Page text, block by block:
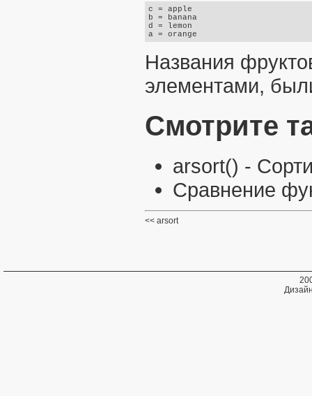
c = apple
b = banana
d = lemon
Названия
элементами,
Смотрите
arsort() -
Сравнение
arsort